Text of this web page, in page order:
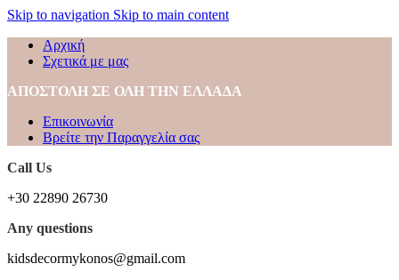
Skip to navigation Skip to main content
Αρχική
Σχετικά με μας
ΑΠΟΣΤΟΛΗ ΣΕ ΟΛΗ ΤΗΝ ΕΛΛΑΔΑ
Επικοινωνία
Βρείτε την Παραγγελία σας
Call Us
+30 22890 26730
Any questions
kidsdecormykonos@gmail.com